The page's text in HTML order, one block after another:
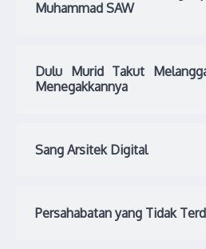
Muhammad SAW
Dulu Murid Takut
Menegakkannya
Sang Arsitek Digital
Persahabatan yang Tidak